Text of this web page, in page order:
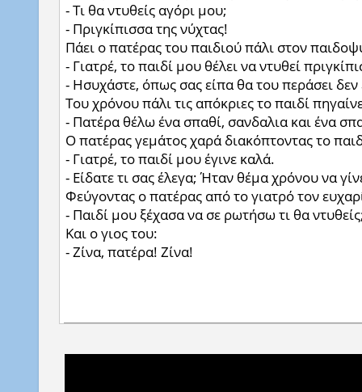
- Τι θα ντυθείς αγόρι μου;
- Πριγκίπισσα της νύχτας!
Πάει ο πατέρας του παιδιού πάλι στον
- Γιατρέ, το παιδί μου θέλει να ντυθεί
- Ησυχάστε, όπως σας είπα θα του περάσει δεν
Του χρόνου πάλι τις απόκριες το παιδί
- Πατέρα θέλω ένα σπαθί, σανδαλια και ένα
Ο πατέρας γεμάτος χαρά διακόπτοντας το
- Γιατρέ, το παιδί μου έγινε καλά.
- Είδατε τι σας έλεγα; Ήταν θέμα χρόνου να
Φεύγοντας ο πατέρας από το γιατρό τον
- Παιδί μου ξέχασα να σε ρωτήσω τι θα
Και ο γιος του:
- Ζίνα, πατέρα! Ζίνα!